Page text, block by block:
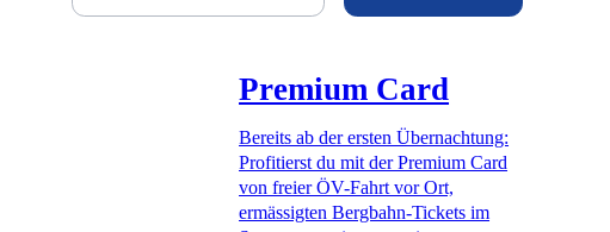
Premium Card
Bereits ab der ersten Übernachtung:
Profitierst du mit der Premium Card
von freier ÖV-Fahrt vor Ort,
ermässigten Bergbahn-Tickets im